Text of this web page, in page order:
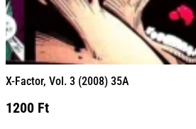
X-Factor, Vol. 3 (2008) 35A
1200 Ft